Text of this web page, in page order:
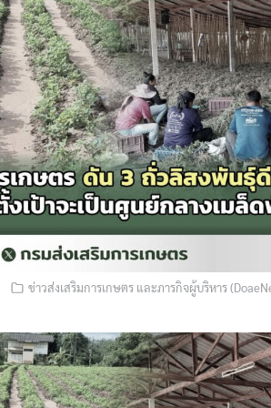
ข่าวส่งเสริมการเกษตร และภารกิจผู้บริหาร